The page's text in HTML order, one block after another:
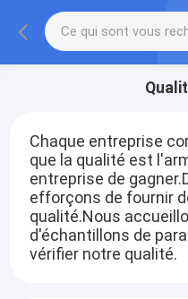
Chaque entreprise
que la qualité est
entreprise de
efforçons de fournir
qualité.Nous
d'échantillons de
vérifier notre qualité.